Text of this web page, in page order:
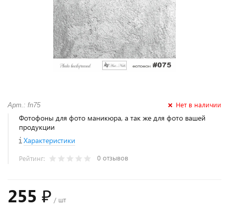
Арт.: fn75 Нет в наличии
Фотофоны для фото маникюра, а так же для фото вашей
продукции
Характеристики
Рейтинг: 0 отзывов
255 ₽ / шт